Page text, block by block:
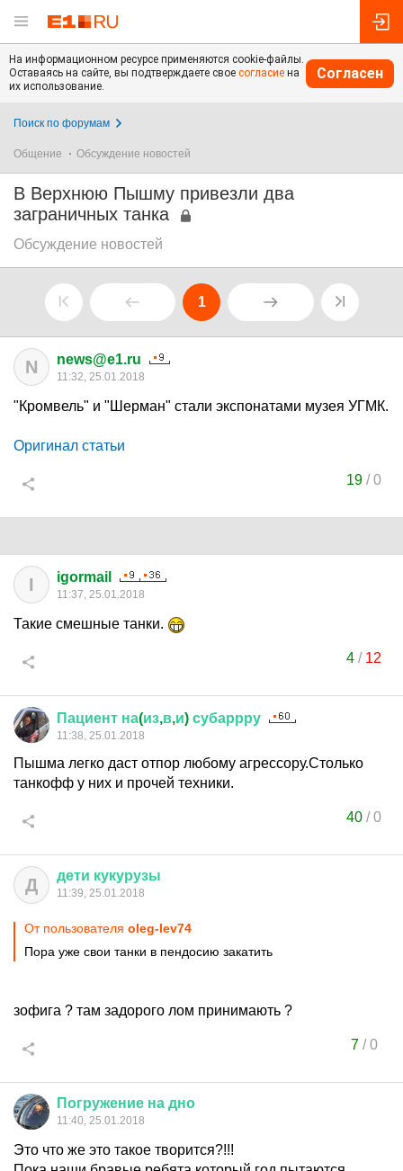
На информационном ресурсе применяются cookie-файлы.
Оставаясь на сайте, вы подтверждаете свое согласие на
их использование.
Согласен
Поиск по форумам
Общение Обсуждение новостей
В Верхнюю Пышму привезли два
заграничных танка
Обсуждение новостей
1
N news@e1.ru
11:32, 25.01.2018
"Кромвель" и "Шерман" стали экспонатами музея УГМК.
Оригинал статьи
19 /0
I igormail
11:37, 25.01.2018
Такие смешные танки.
4 / 12
Пациент на(из,в,и) субаррру
11:38, 25.01.2018
Пышма легко даст отпор любому агрессору.Столько
танкофф у них и прочей техники.
40 /0
Д дети кукурузы
11:39, 25.01.2018
От пользователя oleg-lev74
Пора уже свои танки в пендосию закатить
зофига ? там задорого лом принимають ?
7/0
Погружение на дно
11:40, 25.01.2018
Это что же это такое творится?!!!